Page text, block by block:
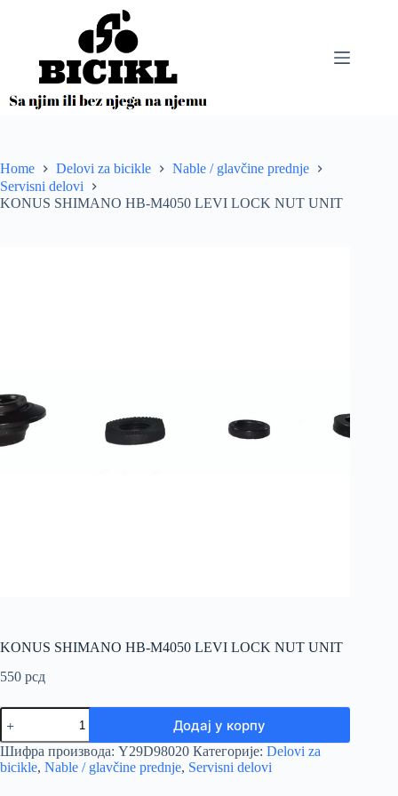
Home Delovi za bicikle
Nable / glavčine prednje
Servisni delovi
KONUS SHIMANO HB-M4050 LEVI LOCK NUT UNIT
KONUS SHIMANO HB-M4050 LEVI LOCK NUT UNIT
550 рсд
KONUS
SHIMANO
HB-
M4050
LEVI
Додај у корпу
Шифра производа: Y29D98020 Категорије: Delovi za
bicikle, Nable / glavčine prednje, Servisni delovi